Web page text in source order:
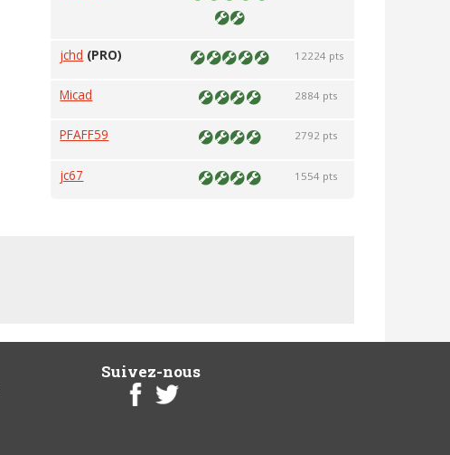
jchd (PRO) 12224 pts
Micad 2884 pts
PFAFF59 2792 pts
jc67 1554 pts
Suivez-nous